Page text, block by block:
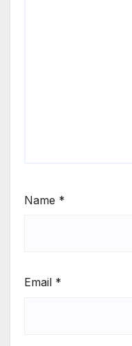
Name *
Email *